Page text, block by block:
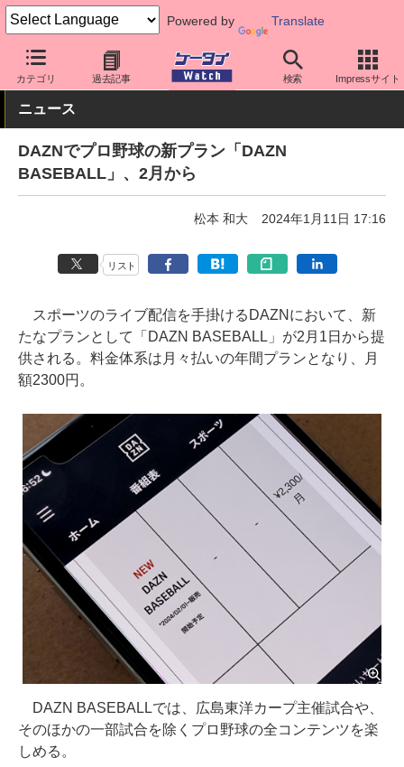
Powered by Translate
カテゴリ 過去記事 検索 Impressサイト
ケータイ Watch アプリ・サービス 動画・音楽・ゲーム
ニュース
DAZNでプロ野球の新プラン「DAZN
BASEBALL」、2月から
松本 和大 2024年1月11日 17:16
リスト
スポーツのライブ配信を手掛けるDAZNにおいて、新
たなプランとして「DAZN BASEBALL」が2月1日から提
供される。料金体系は月々払いの年間プランとなり、月
額2300円。
DAZN BASEBALLでは、広島東洋カープ主催試合や、
そのほかの一部試合を除くプロ野球の全コンテンツを楽
しめる。